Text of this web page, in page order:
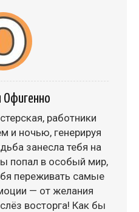
Офигенно
работники
и ночью, генерируя
занесла тебя на
попал в особый мир,
переживать самые
— от желания
восторга! Как бы